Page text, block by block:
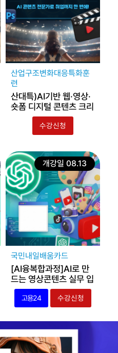
산업구조변화대응특화훈
련
산대특)AI기반 웹·영상·
숏폼 디지털 콘텐츠 크리
에이터
수강신청
국민내일배움카드
[AI융복합과정]AI로 만
드는 영상콘텐츠 실무 입
문(ChatGPT·Canva
활용)
개강일 08.13
고용24 수강신청